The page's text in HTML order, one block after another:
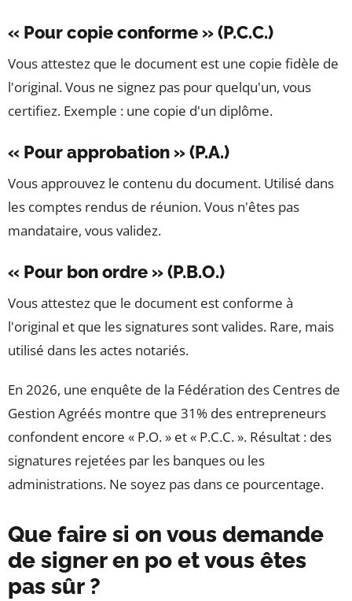
« Pour copie conforme » (P.C.C.)
Vous attestez que le document est une copie fidèle de
l'original. Vous ne signez pas pour quelqu'un, vous
certifiez. Exemple : une copie d'un diplôme.
« Pour approbation » (P.A.)
Vous approuvez le contenu du document. Utilisé dans
les comptes rendus de réunion. Vous n'êtes pas
mandataire, vous validez.
« Pour bon ordre » (P.B.O.)
Vous attestez que le document est conforme à
l'original et que les signatures sont valides. Rare, mais
utilisé dans les actes notariés.
En 2026, une enquête de la Fédération des Centres de
Gestion Agréés montre que 31% des entrepreneurs
confondent encore « P.O. » et « P.C.C. ». Résultat : des
signatures rejetées par les banques ou les
administrations. Ne soyez pas dans ce pourcentage.
Que faire si on vous demande
de signer en po et vous êtes
pas sûr ?